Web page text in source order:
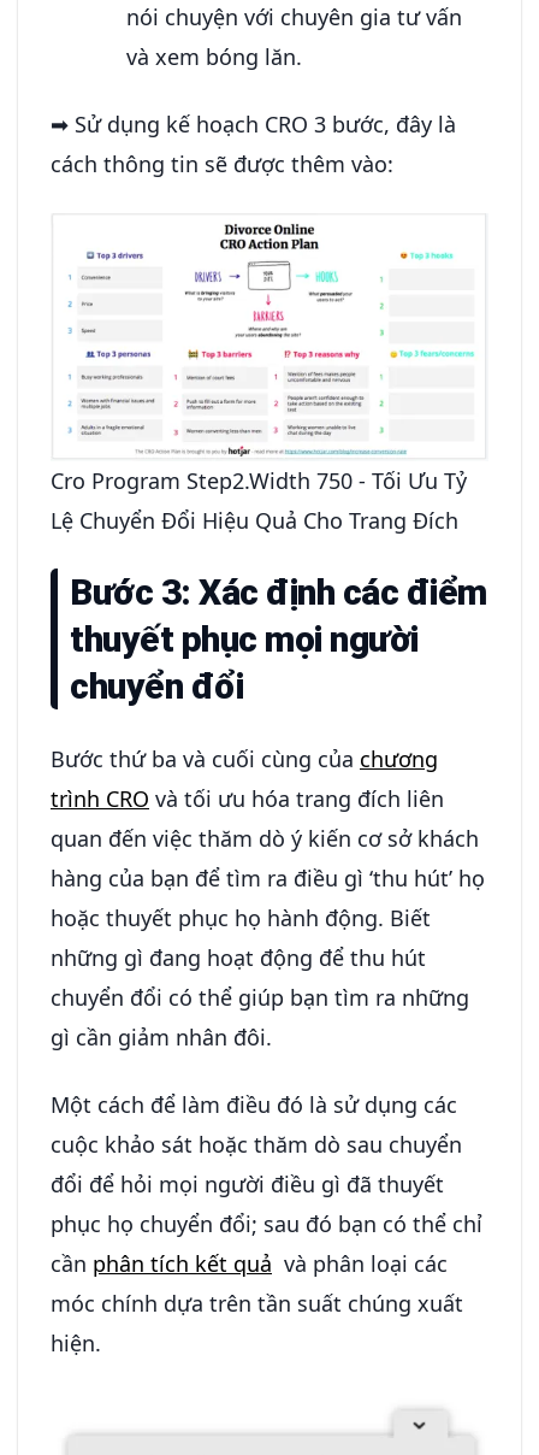
nói chuyện với chuyên gia tư vấn
và xem bóng lăn.
➡ Sử dụng kế hoạch CRO 3 bước, đây là
cách thông tin sẽ được thêm vào:
Cro Program Step2.Width 750 - Tối Ưu Tỷ
Lệ Chuyển Đổi Hiệu Quả Cho Trang Đích
Bước 3: Xác định các điểm
thuyết phục mọi người
chuyển đổi
Bước thứ ba và cuối cùng của chương
trình CRO và tối ưu hóa trang đích liên
quan đến việc thăm dò ý kiến ​​cơ sở khách
hàng của bạn để tìm ra điều gì ‘thu hút’ họ
hoặc thuyết phục họ hành động. Biết
những gì đang hoạt động để thu hút
chuyển đổi có thể giúp bạn tìm ra những
gì cần giảm nhân đôi.
Một cách để làm điều đó là sử dụng các
cuộc khảo sát hoặc thăm dò sau chuyển
đổi để hỏi mọi người điều gì đã thuyết
phục họ chuyển đổi; sau đó bạn có thể chỉ
cần phân tích kết quả và phân loại các
móc chính dựa trên tần suất chúng xuất
hiện.